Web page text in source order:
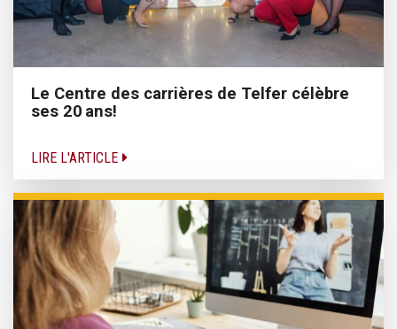
Le Centre des carrières de Telfer célèbre
ses 20 ans!
LIRE L'ARTICLE